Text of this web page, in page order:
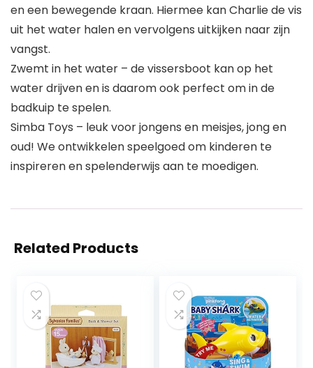
en een bewegende kraan. Hiermee kan Charlie de vis
uit het water halen en vervolgens uitkijken naar zijn
vangst.
Zwemt in het water – de vissersboot kan op het
water drijven en is daarom ook perfect om in de
badkuip te spelen.
Simba Toys – leuk voor jongens en meisjes, jong en
oud! We ontwikkelen speelgoed om kinderen te
inspireren en spelenderwijs aan te moedigen.
Related Products